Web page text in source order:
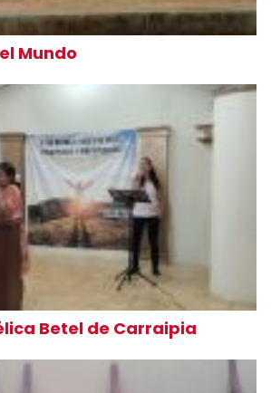
Mundo
Betel de Carraipia